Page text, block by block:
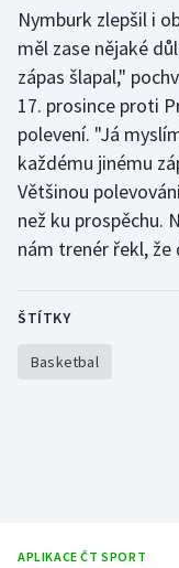
Vodní slalom
Volejbal
Ostatní
Nymburk zlepšil i
měl zase nějaké
zápas šlapal,"
17. prosince proti
polevení. "Já
každému jinému
Většinou
než ku prospěchu.
nám trenér řekl, že
ŠTÍTKY
Basketbal
APLIKACE ČT SPORT